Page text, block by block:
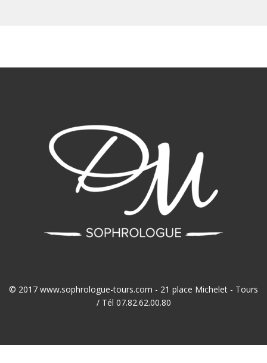
© 2017 www.sophrologue-tours.com - 21 place Michelet - Tours
/ Tél 07.82.62.00.80